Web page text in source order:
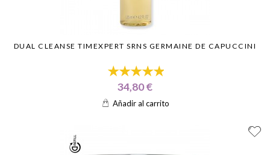
DUAL CLEANSE TIMEXPERT SRNS GERMAINE DE CAPUCCINI
34,80 €
Añadir al carrito